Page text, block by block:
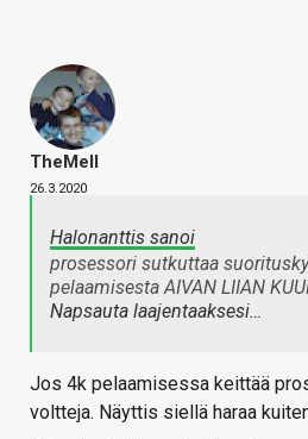
TheMeII
26.3.2020
Halonanttis sanoi
prosessori sutkuttaa
pelaamisesta AIVAN LIIAN
Napsauta laajentaaksesi…
Jos 4k pelaamisessa keittää
voltteja. Näyttis siellä haraa